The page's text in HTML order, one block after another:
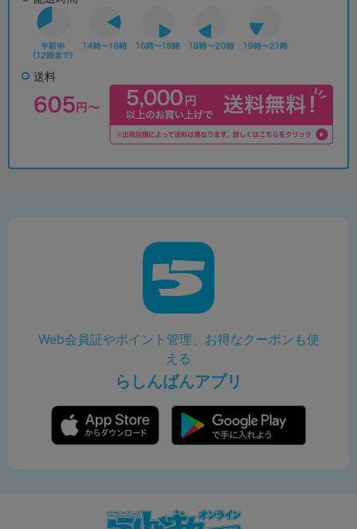
送料
Web会員証やポイント管理、お得なクーポンも使
える
らしんばんアプリ